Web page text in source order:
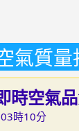
氣質量
時空氣
時10分